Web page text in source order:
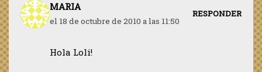
MARIA
el 18 de octubre de 2010 a las 11:50
RESPONDER
Hola Loli!